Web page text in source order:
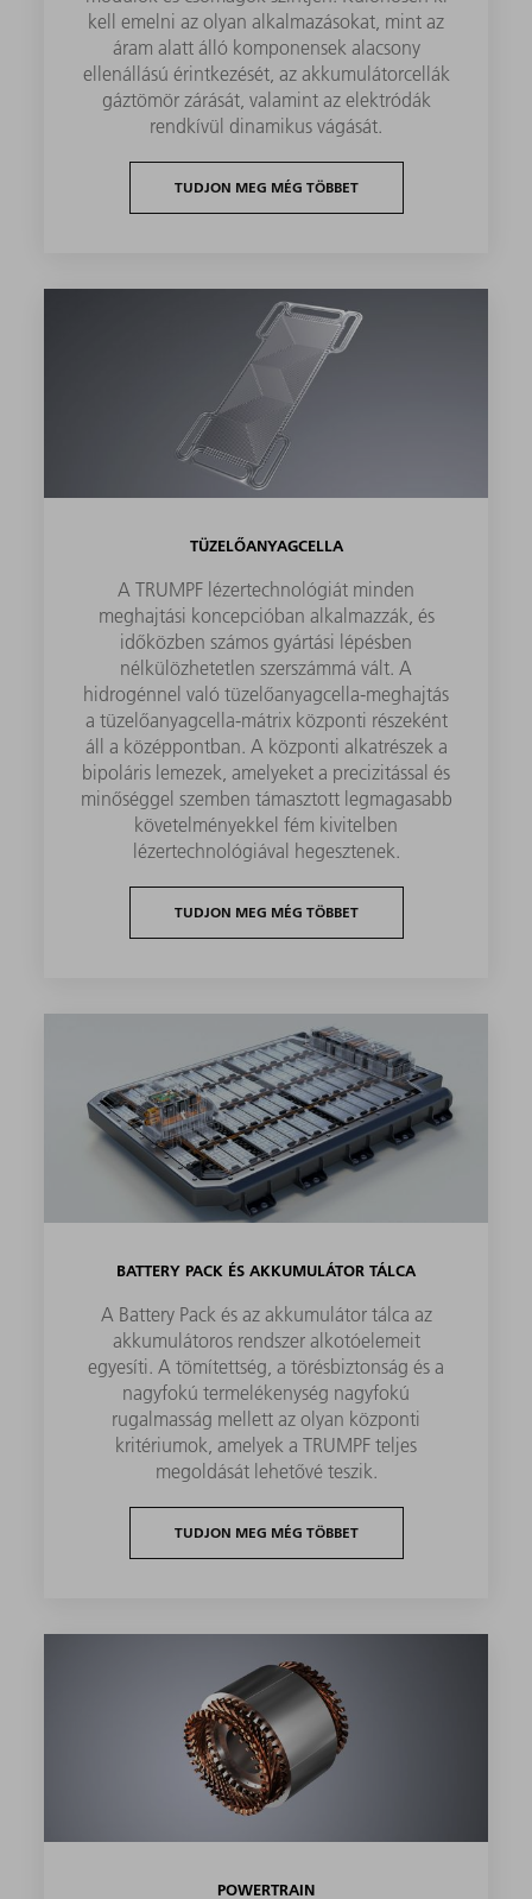
kell emelni az olyan alkalmazásokat, mint az
áram alatt álló komponensek alacsony
ellenállású érintkezését, az akkumulátorcellák
gáztömör zárását, valamint az elektródák
rendkívül dinamikus vágását.
TUDJON MEG MÉG TÖBBET
TÜZELŐANYAGCELLA
A TRUMPF lézertechnológiát minden
meghajtási koncepcióban alkalmazzák, és
időközben számos gyártási lépésben
nélkülözhetetlen szerszámmá vált. A
hidrogénnel való tüzelőanyagcella-meghajtás
a tüzelőanyagcella-mátrix központi részeként
áll a középpontban. A központi alkatrészek a
bipoláris lemezek, amelyeket a precizitással és
minőséggel szemben támasztott legmagasabb
követelményekkel fém kivitelben
lézertechnológiával hegesztenek.
TUDJON MEG MÉG TÖBBET
BATTERY PACK ÉS AKKUMULÁTOR TÁLCA
A Battery Pack és az akkumulátor tálca az
akkumulátoros rendszer alkotóelemeit
egyesíti. A tömítettség, a törésbiztonság és a
nagyfokú termelékenység nagyfokú
rugalmasság mellett az olyan központi
kritériumok, amelyek a TRUMPF teljes
megoldását lehetővé teszik.
TUDJON MEG MÉG TÖBBET
POWERTRAIN